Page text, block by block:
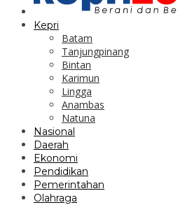
Kepri
Batam
Tanjungpinang
Bintan
Karimun
Lingga
Anambas
Natuna
Nasional
Daerah
Ekonomi
Pendidikan
Pemerintahan
Olahraga